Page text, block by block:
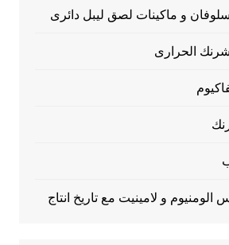
و ماكينات لصق ليبل دائرى
الحرارى
الومنيوم و لامينيت مع تاريخ انتاج